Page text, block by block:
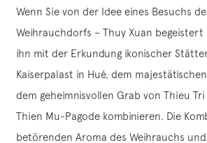
Wenn Sie von der Idee eines Besuchs
Weihrauchdorfs – Thuy Xuan begeistert
ihn mit der Erkundung ikonischer
Kaiserpalast in Hué, dem majestätischen
dem geheimnisvollen Grab von Thieu
Thien Mu-Pagode kombinieren. Die
betörenden Aroma des Weihrauchs